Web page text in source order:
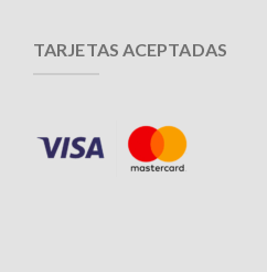
TARJETAS ACEPTADAS